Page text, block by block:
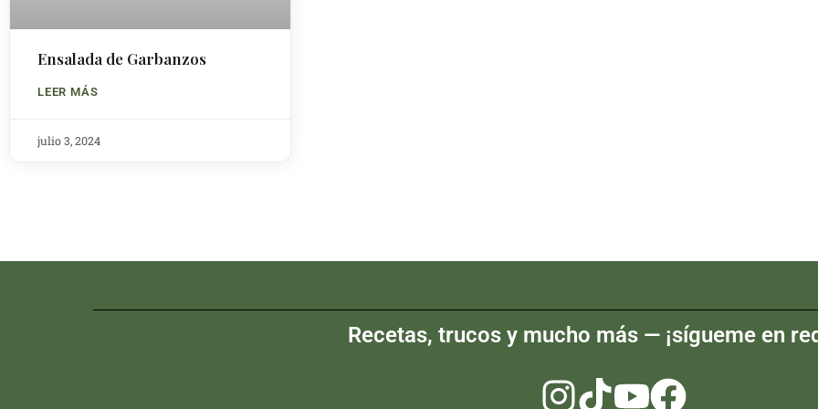
Ensalada de Garbanzos
LEER MÁS
julio 3, 2024
Recetas, trucos y mucho más — ¡sígueme en